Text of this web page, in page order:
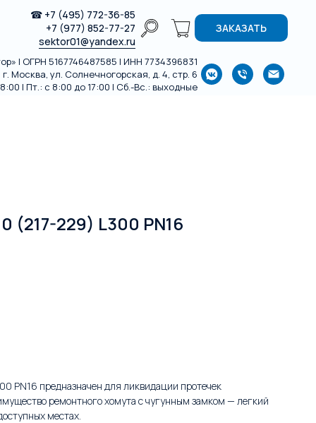
☎ +7 (495) 772-36-85
+7 (977) 852-77-27
sektor01@yandex.ru
ЗАКАЗАТЬ
| ОГРН 5167746487585 | ИНН 7734396831
Москва, ул. Солнечногорская, д. 4, стр. 6
| Пт.: с 8:00 до 17:00 | Сб.-Вс.: выходные
(217-229) L300 PN16
предназначен для ликвидации протечек
ремонтного хомута с чугунным замком — легкий
местах.